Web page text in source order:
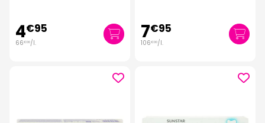
4€95
66€00/l. 7€95
106€00/l.